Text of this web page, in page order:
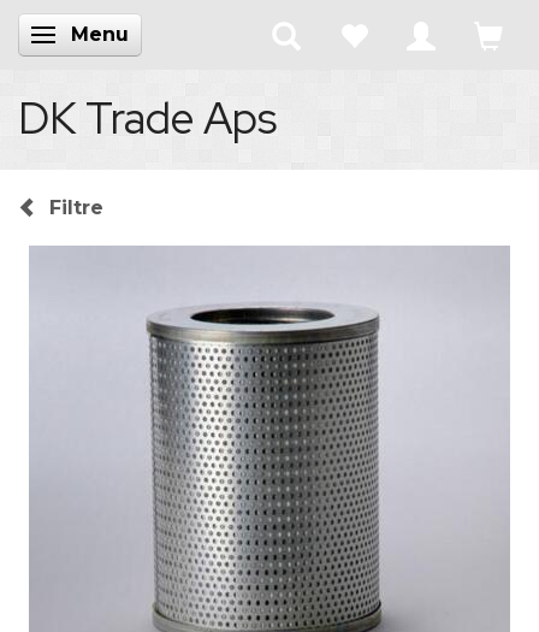
Skifte navigation
Menu
DK Trade Aps
Filtre